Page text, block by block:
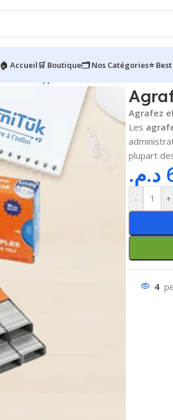
🏠 Accueil🛒 Boutique🗂️ Nos Catégories⭐
Agrafez
Les
plupart
د.م.
- +
4